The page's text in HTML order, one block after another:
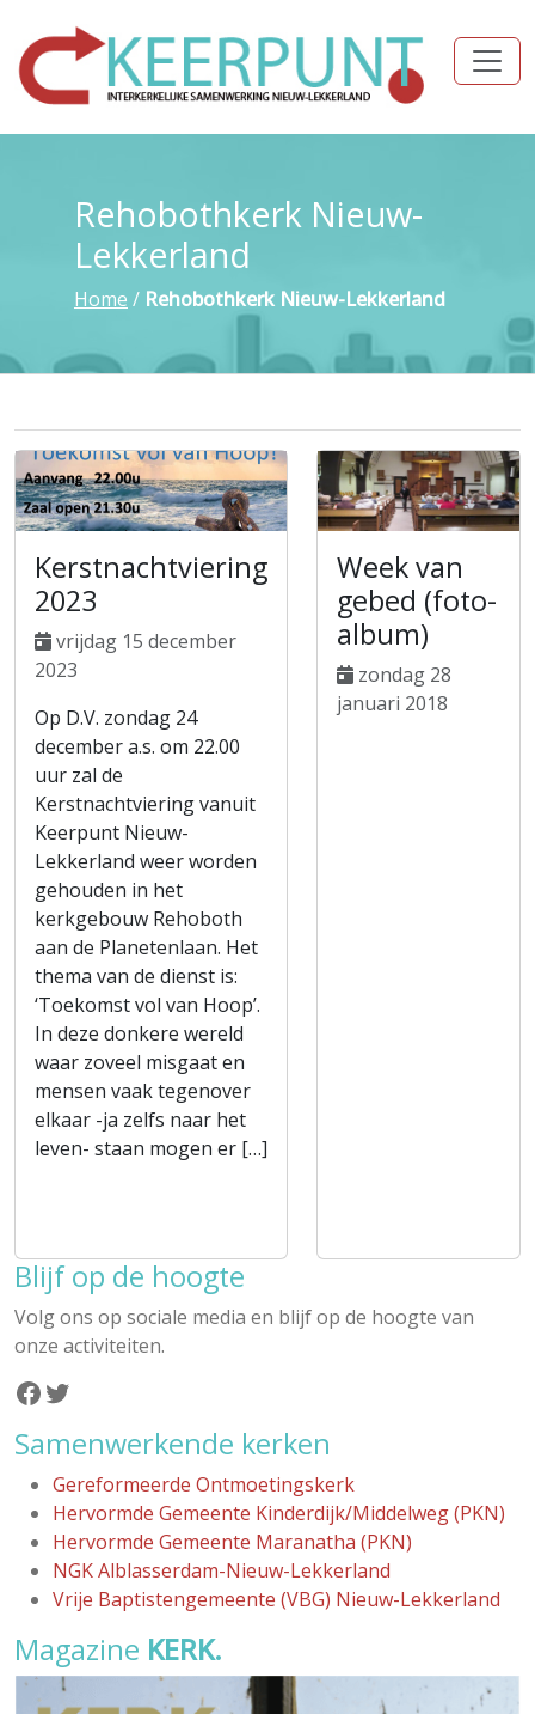
Rehobothkerk Nieuw-
Lekkerland
Home / Rehobothkerk Nieuw-Lekkerland
Kerstnachtviering
2023
vrijdag 15 december
2023
Op D.V. zondag 24
december a.s. om 22.00
uur zal de
Kerstnachtviering vanuit
Keerpunt Nieuw-
Lekkerland weer worden
gehouden in het
kerkgebouw Rehoboth
aan de Planetenlaan. Het
thema van de dienst is:
‘Toekomst vol van Hoop’.
In deze donkere wereld
waar zoveel misgaat en
mensen vaak tegenover
elkaar -ja zelfs naar het
leven- staan mogen er […]
Week van
gebed (foto-
album)
zondag 28
januari 2018
Blijf op de hoogte
Volg ons op sociale media en blijf op de hoogte van
onze activiteiten.
Facebook
Twitter
Samenwerkende kerken
Gereformeerde Ontmoetingskerk
Hervormde Gemeente Kinderdijk/Middelweg (PKN)
Hervormde Gemeente Maranatha (PKN)
NGK Alblasserdam-Nieuw-Lekkerland
Vrije Baptistengemeente (VBG) Nieuw-Lekkerland
Magazine KERK.